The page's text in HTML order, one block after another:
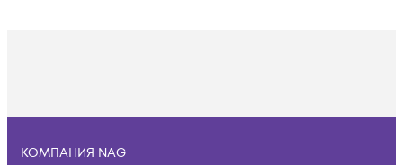
КОМПАНИЯ NAG